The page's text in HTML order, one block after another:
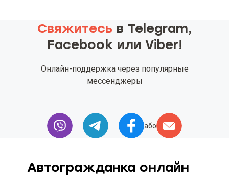
Свяжитесь в Telegram,
Facebook или Viber!
Онлайн-поддержка через популярные
мессенджеры
або
Автогражданка онлайн